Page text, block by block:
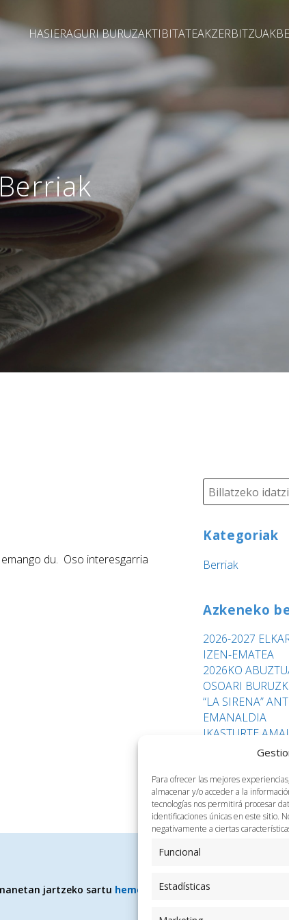
Para ofrecer las mejores
almacenar y/o acceder a la
tecnologías nos permitirá procesar
identificaciones únicas en este sitio.
negativamente a ciertas
Funcional
Estadísticas
HASIERAGURI BURUZAKTIBITATEAKZERBITZUAK
du. Oso interesgarria
Kategoriak
Berriak
Azkeneko
2026-2027
IZEN-EMATEA
2026KO
OSOARI
“LA SIRENA”
EMANALDIA
IKASTURTE
ELKARTEAN
jartzeko sartu hemen